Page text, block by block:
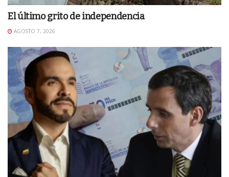
El último grito de independencia
AGOSTO 7, 2026